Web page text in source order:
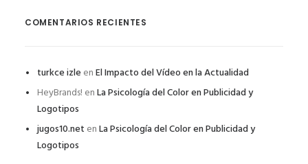
COMENTARIOS RECIENTES
turkce izle enEl Impacto del Vídeo en la Actualidad
HeyBrands! enLa Psicología del Color en Publicidad y
Logotipos
jugos10.net enLa Psicología del Color en Publicidad y
Logotipos